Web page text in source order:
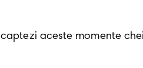
aceste momente